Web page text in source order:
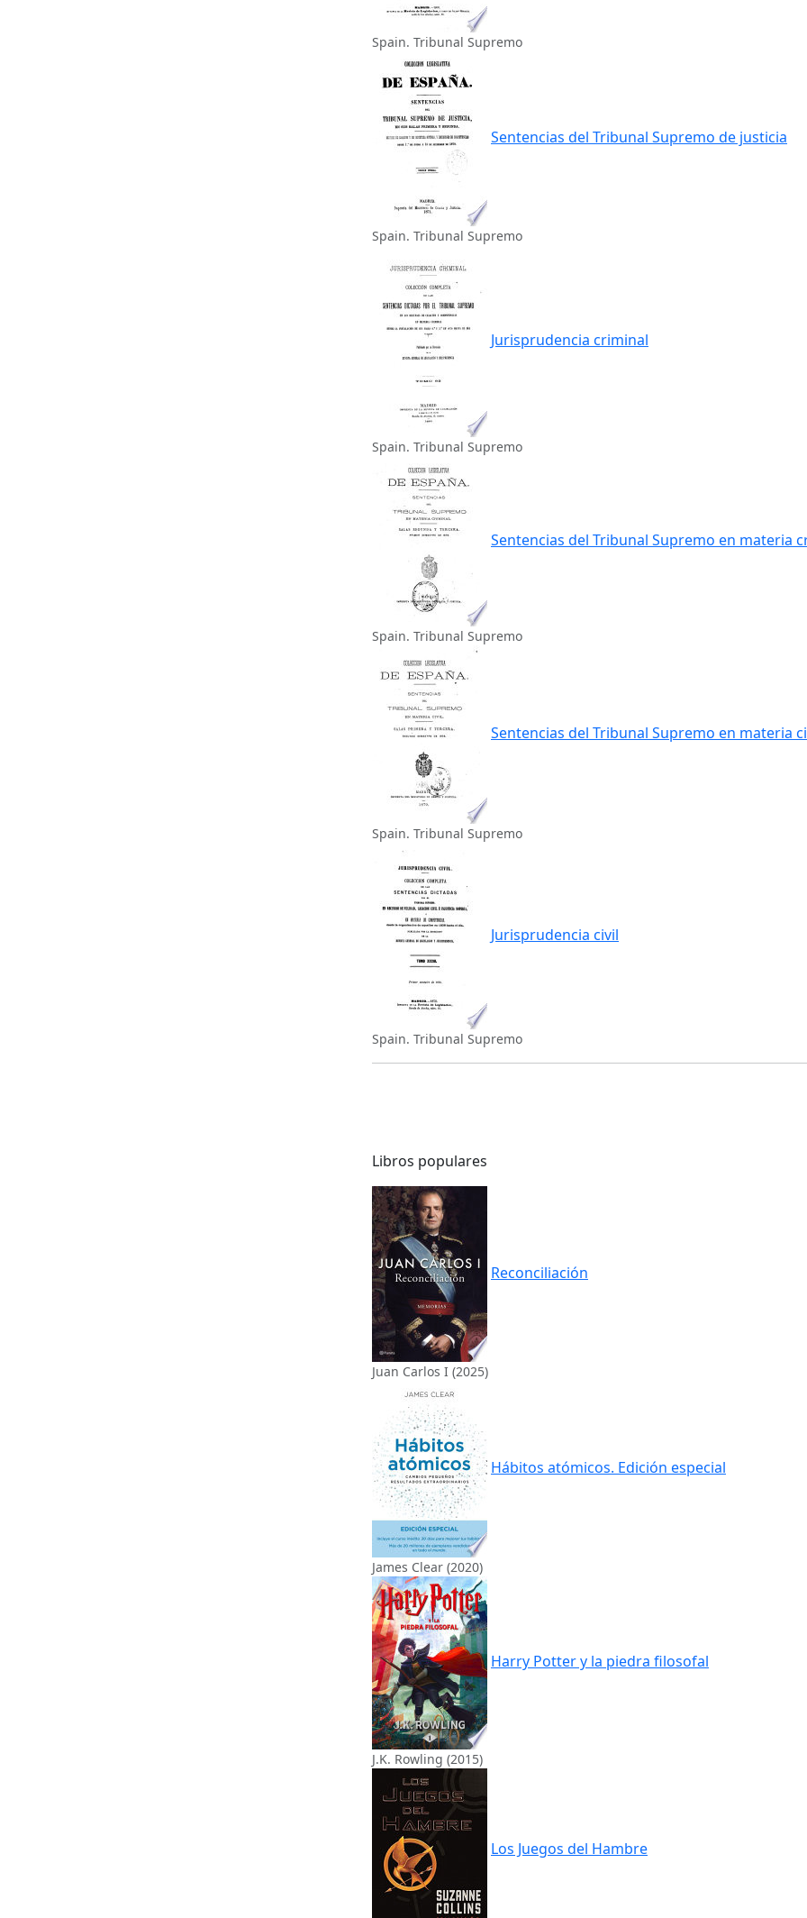
Spain. Tribunal Supremo
Sentencias del Tribunal Supremo de justicia
Spain. Tribunal Supremo
Jurisprudencia criminal
Spain. Tribunal Supremo
Sentencias del Tribunal Supremo en materia
Spain. Tribunal Supremo
Sentencias del Tribunal Supremo en materia
Spain. Tribunal Supremo
Jurisprudencia civil
Spain. Tribunal Supremo
Libros populares
Reconciliación
Juan Carlos I (2025)
Hábitos atómicos. Edición especial
James Clear (2020)
Harry Potter y la piedra filosofal
J.K. Rowling (2015)
Los Juegos del Hambre